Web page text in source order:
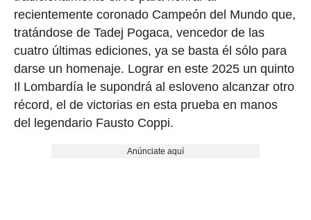
recientemente coronado Campeón del Mundo que,
tratándose de Tadej Pogaca, vencedor de las
cuatro últimas ediciones, ya se basta él sólo para
darse un homenaje. Lograr en este 2025 un quinto
Il Lombardía le supondrá al esloveno alcanzar otro
récord, el de victorias en esta prueba en manos
del legendario Fausto Coppi.
Anúnciate aquí